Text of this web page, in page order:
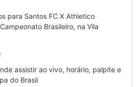
para Santos FC X Athletico
Brasileiro, na Vila
assistir ao vivo, horário, palpite e
do Brasil